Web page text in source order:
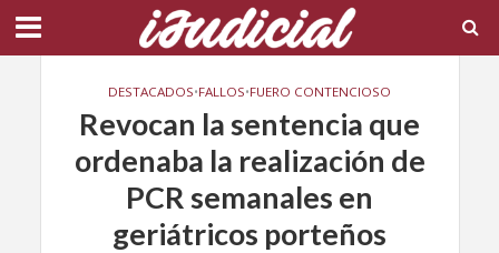
DESTACADOS•FALLOS•FUERO CONTENCIOSO
Revocan la sentencia que
ordenaba la realización de
PCR semanales en
geriátricos porteños